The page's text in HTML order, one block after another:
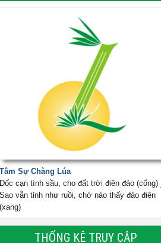
Tâm Sự Chàng Lúa
Dốc cạn tình sầu, cho đất trời điên đảo (cống) _
Sao vẫn tỉnh như ruồi, chớ nào thấy đảo điên
(xang)
THỐNG KÊ TRUY CẬP